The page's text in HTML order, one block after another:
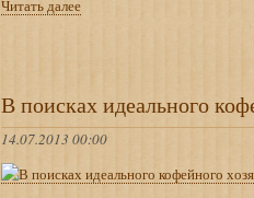
Читать далее
В поисках идеального
14.07.2013 00:00